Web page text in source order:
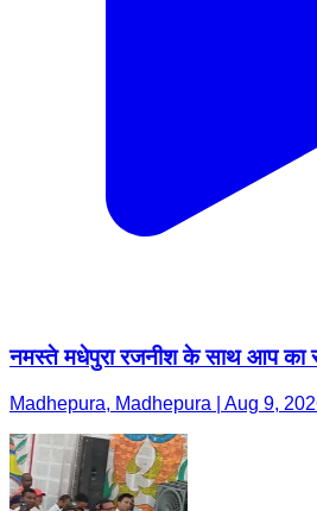
नमस्ते मधेपुरा रजनीश के साथ आप का
Madhepura, Madhepura | Aug 9,